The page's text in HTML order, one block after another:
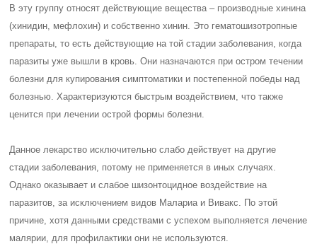
В эту группу относят действующие вещества – производные хинина
(хинидин, мефлохин) и собственно хинин. Это гематошизотропные
препараты, то есть действующие на той стадии заболевания, когда
паразиты уже вышли в кровь. Они назначаются при остром течении
болезни для купирования симптоматики и постепенной победы над
болезнью. Характеризуются быстрым воздействием, что также
ценится при лечении острой формы болезни.
Данное лекарство исключительно слабо действует на другие
стадии заболевания, потому не применяется в иных случаях.
Однако оказывает и слабое шизонтоцидное воздействие на
паразитов, за исключением видов Малариа и Вивакс. По этой
причине, хотя данными средствами с успехом выполняется лечение
малярии, для профилактики они не используются.